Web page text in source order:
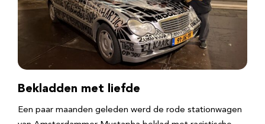
Bekladden met liefde
Een paar maanden geleden werd de rode stationwagen